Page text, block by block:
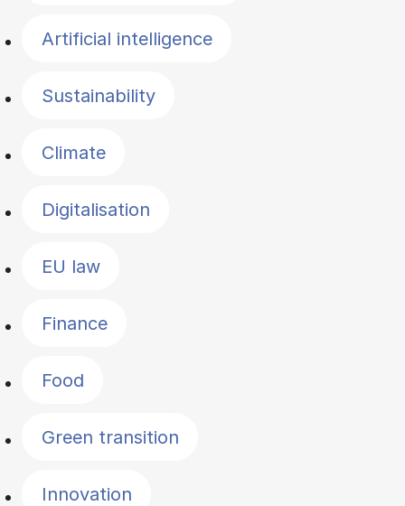
Artificial intelligence
Sustainability
Climate
Digitalisation
EU law
Finance
Food
Green transition
Innovation